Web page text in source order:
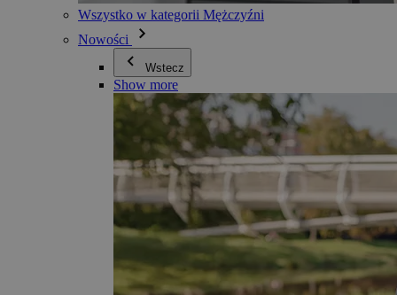
Wszystko w kategorii Mężczyźni
Nowości
Wstecz
Show more